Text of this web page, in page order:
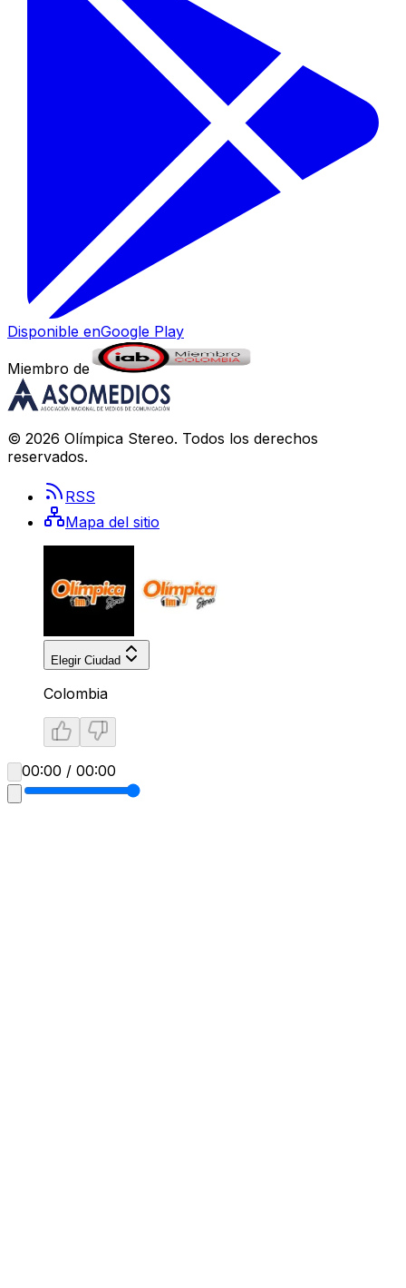
Disponible enGoogle Play
Miembro de
© 2026 Olímpica Stereo. Todos los derechos
reservados.
RSS
Mapa del sitio
Elegir Ciudad
Colombia
00:00 / 00:00